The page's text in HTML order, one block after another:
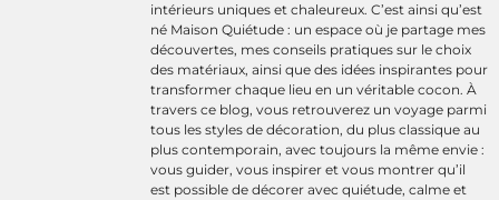
intérieurs uniques et chaleureux. C’est ainsi qu’est
né Maison Quiétude : un espace où je partage mes
découvertes, mes conseils pratiques sur le choix
des matériaux, ainsi que des idées inspirantes pour
transformer chaque lieu en un véritable cocon. À
travers ce blog, vous retrouverez un voyage parmi
tous les styles de décoration, du plus classique au
plus contemporain, avec toujours la même envie :
vous guider, vous inspirer et vous montrer qu’il
est possible de décorer avec quiétude, calme et